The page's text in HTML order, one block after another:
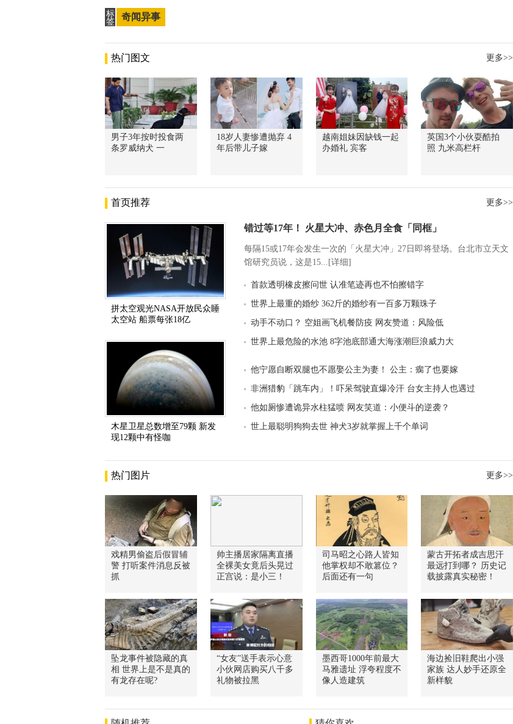
标
签
奇闻异事
热门图文 更多>>
男子3年按时投食两
条罗威纳犬 一
18岁人妻惨遭抛弃 4
年后带儿子嫁
越南姐妹因缺钱一起
办婚礼 宾客
英国3个小伙耍酷拍
照 九米高栏杆
首页推荐 更多>>
拼太空观光NASA开放民众睡
太空站 船票每张18亿
木星卫星总数增至79颗 新发
现12颗中有怪咖
错过等17年！ 火星大冲、赤色月全食「同框」
每隔15或17年会发生一次的「火星大冲」27日即将登场。台北市立天文
馆研究员说，这是15...[详细]
首款透明橡皮擦问世 认准笔迹再也不怕擦错字
世界上最重的婚纱 362斤的婚纱有一百多万颗珠子
动手不动口？ 空姐画飞机餐防疫 网友赞道：风险低
世界上最危险的水池 8字池底部通大海涨潮巨浪威力大
他宁愿自断双腿也不愿娶公主为妻！ 公主：瘸了也要嫁
非洲猎豹「跳车内」！吓呆驾驶直爆冷汗 台女主持人也遇过
他如厕惨遭诡异水柱猛喷 网友笑道：小便斗的逆袭？
世上最聪明狗狗去世 神犬3岁就掌握上千个单词
热门图片 更多>>
戏精男偷盗后假冒辅
警 打听案件消息反被
抓
帅主播居家隔离直播
全裸美女竟后头晃过
正宫说：是小三！
司马昭之心路人皆知
他掌权却不敢篡位？
后面还有一句
蒙古开拓者成吉思汗
最远打到哪？ 历史记
载披露真实秘密！
坠龙事件被隐藏的真
相 世界上是不是真的
有龙存在呢?
“女友”送手表示心意
小伙网店购买八千多
礼物被拉黑
墨西哥1000年前最大
马雅遗址 浮夸程度不
像人造建筑
海边捡旧鞋爬出小强
家族 达人妙手还原全
新样貌